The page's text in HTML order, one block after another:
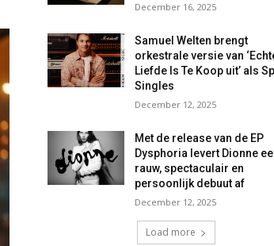
December 16, 2025
Samuel Welten brengt
orkestrale versie van
Liefde Is Te Koop uit’ als
Singles
December 12, 2025
Met de release van de EP
Dysphoria levert Dionne
rauw, spectaculair en
persoonlijk debuut af
December 12, 2025
Load more